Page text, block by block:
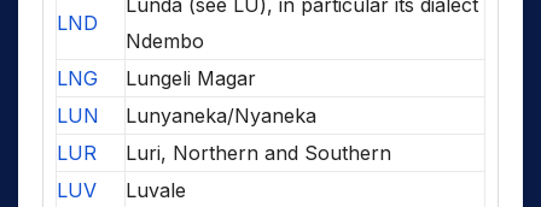
LND
Lunda (see LU), in particular its dialect
Ndembo
LNG
Lungeli Magar
LUN
Lunyaneka/Nyaneka
LUR
Luri, Northern and Southern
LUV
Luvale